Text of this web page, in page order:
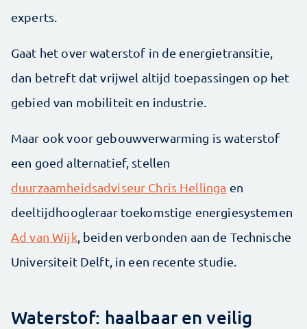
experts.
Gaat het over waterstof in de energietransitie,
dan betreft dat vrijwel altijd toepassingen op het
gebied van mobiliteit en industrie.
Maar ook voor gebouwverwarming is waterstof
een goed alternatief, stellen
duurzaamheidsadviseur Chris Hellinga en
deeltijdhoogleraar toekomstige energiesystemen
Ad van Wijk, beiden verbonden aan de Technische
Universiteit Delft, in een recente studie.
Waterstof: haalbaar en veilig